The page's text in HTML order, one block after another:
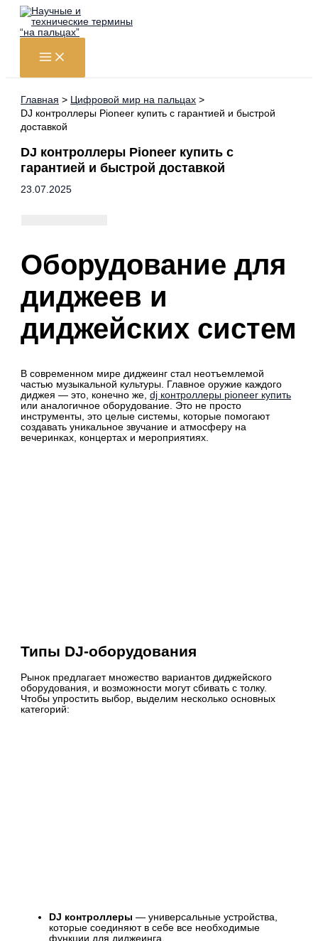
Перейти
содержимому
Главная
Цифровой мир на пальцах
DJ контроллеры Pioneer купить с гарантией и быстрой
доставкой
DJ контроллеры Pioneer купить с
гарантией и быстрой доставкой
23.07.2025
Оборудование для
диджеев и
диджейских систем
В современном мире диджеинг стал неотъемлемой
частью музыкальной культуры. Главное оружие каждого
диджея — это, конечно же,dj контроллеры pioneer купить
или аналогичное оборудование. Это не просто
инструменты, это целые системы, которые помогают
создавать уникальное звучание и атмосферу на
вечеринках, концертах и мероприятиях.
Типы DJ-оборудования
Рынок предлагает множество вариантов диджейского
оборудования, и возможности могут сбивать с толку.
Чтобы упростить выбор, выделим несколько основных
категорий:
DJ контроллеры — универсальные устройства,
которые соединяют в себе все необходимые
функции для диджеинга.